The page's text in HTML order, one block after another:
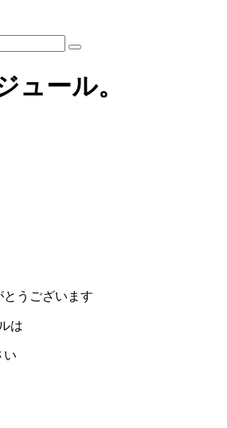
ュール。
とうございます
は
い